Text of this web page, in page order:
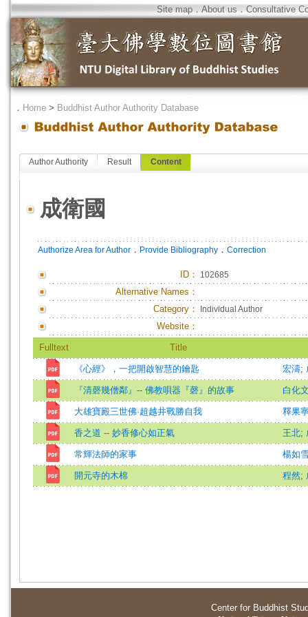
Site map．About us．Consultative
． Home > Buddhist Author Authority Database
Author Authority Result Content
成衛國
Authorize Area for Author ． Provide Bibliography ． Correction
ID ： 102685
Alternative Names：
Category：
Individual Author
Website：
Fulltext Title
《心經》，一把開啟智慧的鑰匙 宏濤;
『清磬幾僧鄰』-- 佛教唄器『磬』的故事 白化
大雄寶殿三世佛·超越井戰勝自我 釋果
香之道 -- 妙香修心如正氣 王北;
常輝法師的家事 楊如
開元寺的木棉 程然;
Center for Buddhist